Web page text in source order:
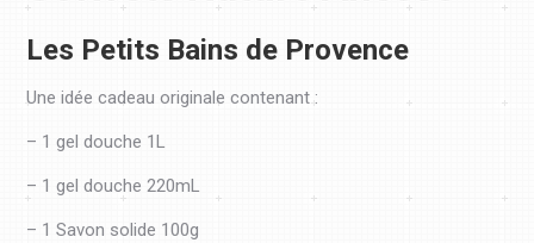
Les Petits Bains de Provence
Une idée cadeau originale contenant :
– 1 gel douche 1L
– 1 gel douche 220mL
– 1 Savon solide 100g